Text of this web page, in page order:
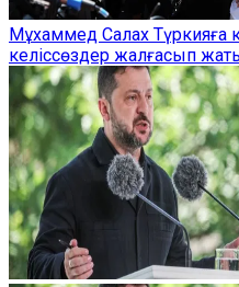
Мұхаммед Салах Түркияға
келіссөздер жалғасып